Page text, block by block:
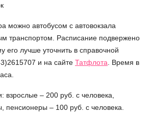
можно автобусом с автовокзала
транспортом. Расписание подвержено
его лучше уточнить в справочной
и на сайте Татфлота . Время в
взрослые – 200 руб. с человека,
пенсионеры – 100 руб. с человека.